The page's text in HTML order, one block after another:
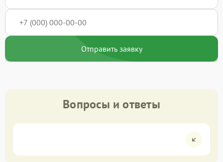
Отправить заявку
Вопросы и ответы